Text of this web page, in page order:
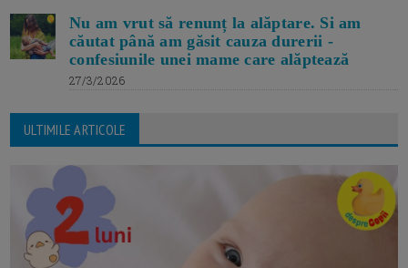
Nu am vrut să renunț la alăptare. Si am
căutat până am găsit cauza durerii -
confesiunile unei mame care alăptează
27/3/2026
ULTIMILE ARTICOLE